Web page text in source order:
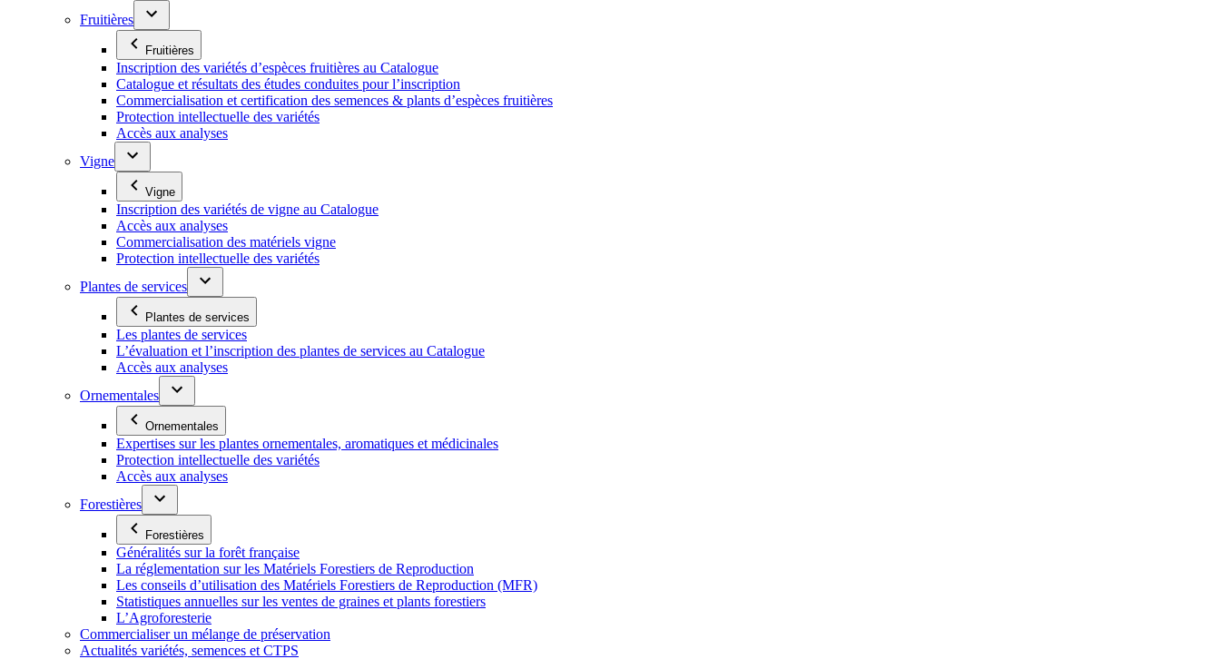
Fruitières
Fruitières
Inscription des variétés d’espèces fruitières au Catalogue
Catalogue et résultats des études conduites pour l’inscription
Commercialisation et certification des semences & plants d’espèces fruitières
Protection intellectuelle des variétés
Accès aux analyses
Vigne
Vigne
Inscription des variétés de vigne au Catalogue
Accès aux analyses
Commercialisation des matériels vigne
Protection intellectuelle des variétés
Plantes de services
Plantes de services
Les plantes de services
L’évaluation et l’inscription des plantes de services au Catalogue
Accès aux analyses
Ornementales
Ornementales
Expertises sur les plantes ornementales, aromatiques et médicinales
Protection intellectuelle des variétés
Accès aux analyses
Forestières
Forestières
Généralités sur la forêt française
La réglementation sur les Matériels Forestiers de Reproduction
Les conseils d’utilisation des Matériels Forestiers de Reproduction (MFR)
Statistiques annuelles sur les ventes de graines et plants forestiers
L’Agroforesterie
Commercialiser un mélange de préservation
Actualités variétés, semences et CTPS